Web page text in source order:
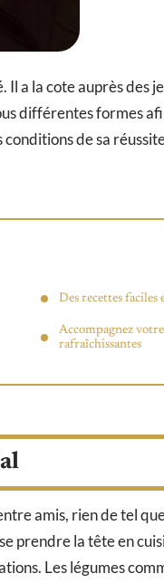
a la cote auprès des
différentes formes
de sa
Des recettes faciles
Accompagnez
rafraîchissantes
amis, rien de tel
prendre la tête en
Les légumes